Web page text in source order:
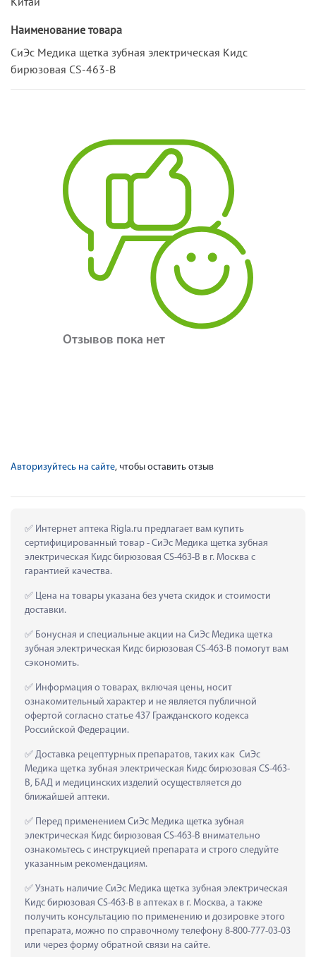
Наименование товара
СиЭс Медика щетка зубная электрическая Кидс
бирюзовая CS-463-B
Отзывов пока нет
Авторизуйтесь на сайте, чтобы оставить отзыв
Интернет аптека Rigla.ru предлагает вам купить
сертифицированный товар - СиЭс Медика щетка зубная
электрическая Кидс бирюзовая CS-463-B в г. Москва с
гарантией качества.
Цена на товары указана без учета скидок и стоимости
доставки.
Бонусная и специальные акции на СиЭс Медика щетка
зубная электрическая Кидс бирюзовая CS-463-B помогут вам
сэкономить.
Информация о товарах, включая цены, носит
ознакомительный характер и не является публичной
офертой согласно статье 437 Гражданского кодекса
Российской Федерации.
Доставка рецептурных препаратов, таких как  СиЭс
Медика щетка зубная электрическая Кидс бирюзовая CS-463-
B, БАД и медицинских изделий осуществляется до
ближайшей аптеки.
Перед применением СиЭс Медика щетка зубная
электрическая Кидс бирюзовая CS-463-B внимательно
ознакомьтесь с инструкцией препарата и строго следуйте
указанным рекомендациям.
Узнать наличие СиЭс Медика щетка зубная электрическая
Кидс бирюзовая CS-463-B в аптеках в г. Москва, а также
получить консультацию по применению и дозировке этого
препарата, можно по справочному телефону 8-800-777-03-03
или через форму обратной связи на сайте.